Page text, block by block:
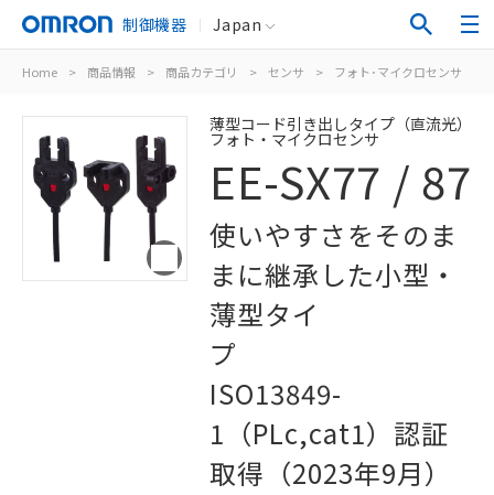
制御機器 Japan
Home > 商品情報 > 商品カテゴリ > センサ > フォト･マイクロセンサ
薄型コード引き出しタイプ（直流光）
フォト・マイクロセンサ
EE-SX77 / 87
使いやすさをそのま
まに継承した小型・
薄型タイ
プ
ISO13849-
1（PLc,cat1）認証
取得（2023年9月）